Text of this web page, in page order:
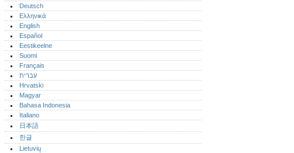
Deutsch
Ελληνικά
English
Español
Eestikeelne
Suomi
Français
עברית
Hrvatski
Magyar
Bahasa Indonesia
Italiano
日本語
한글
Lietuvių